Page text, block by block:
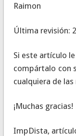
Raimon
Última revisión:
Si este artículo
compártalo con
cualquiera de
¡Muchas gracias!
ImpDista,